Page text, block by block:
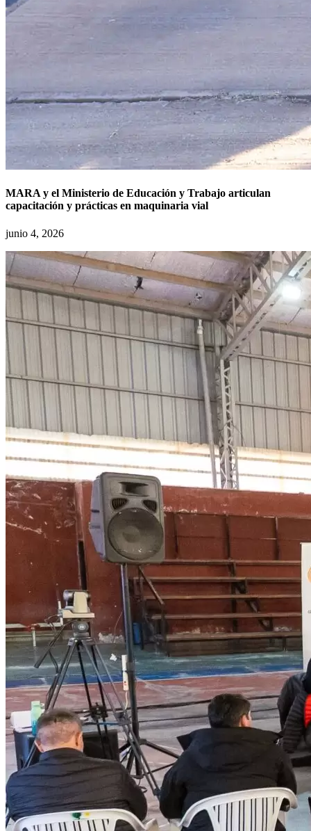
MARA y el Ministerio de Educación y Trabajo articulan
capacitación y prácticas en maquinaria vial
junio 4, 2026